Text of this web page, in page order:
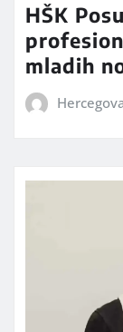
HŠK
mladih